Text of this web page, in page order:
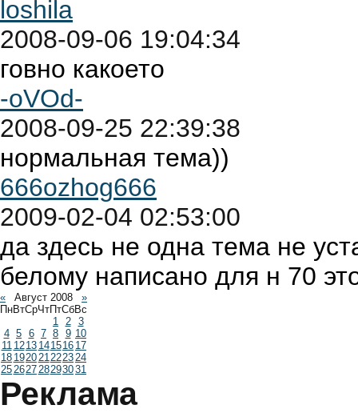
loshila
2008-09-06 19:04:34
говно какоето
-oVOd-
2008-09-25 22:39:38
нормальная тема))
666ozhog666
2009-02-04 02:53:00
да здесь не одна тема не
белому написано для н 70
« Август 2008
»
ПнВтСрЧтПтСбВс
1 2
3
4 5 6 7 8 9 10
11 1213 141516 17
18 192021222324
25262728293031
Реклама